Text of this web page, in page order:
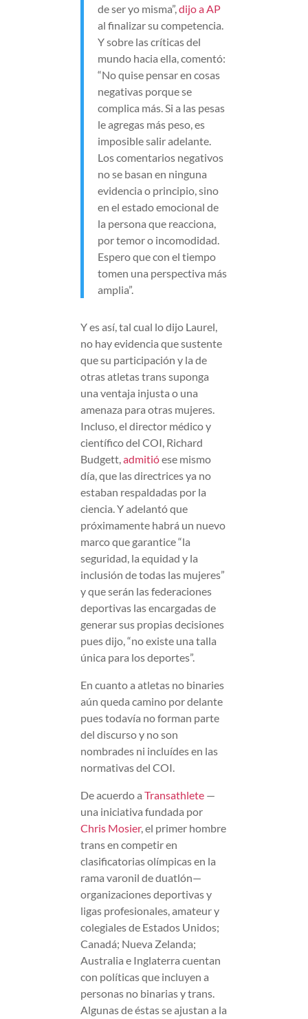
de ser yo misma”,dijo a AP
al finalizar su competencia.
Y sobre las críticas del
mundo hacia ella, comentó:
“No quise pensar en cosas
negativas porque se
complica más. Si a las pesas
le agregas más peso, es
imposible salir adelante.
Los comentarios negativos
no se basan en ninguna
evidencia o principio, sino
en el estado emocional de
la persona que reacciona,
por temor o incomodidad.
Espero que con el tiempo
tomen una perspectiva más
amplia”.
Y es así, tal cual lo dijo Laurel,
no hay evidencia que sustente
que su participación y la de
otras atletas trans suponga
una ventaja injusta o una
amenaza para otras mujeres.
Incluso, el director médico y
científico del COI, Richard
Budgett,admitióese mismo
día, que las directrices ya no
estaban respaldadas por la
ciencia. Y adelantó que
próximamente habrá un nuevo
marco que garantice “la
seguridad, la equidad y la
inclusión de todas las mujeres”
y que serán las federaciones
deportivas las encargadas de
generar sus propias decisiones
pues dijo, “no existe una talla
única para los deportes”.
En cuanto a atletas no binaries
aún queda camino por delante
pues todavía no forman parte
del discurso y no son
nombrades ni incluídes en las
normativas del COI.
De acuerdo a Transathlete—
una iniciativa fundada por
Chris Mosier, el primer hombre
trans en competir en
clasificatorias olímpicas en la
rama varonil de duatlón—
organizaciones deportivas y
ligas profesionales, amateur y
colegiales de Estados Unidos;
Canadá; Nueva Zelanda;
Australia e Inglaterra cuentan
con políticas que incluyen a
personas no binarias y trans.
Algunas de éstas se ajustan a la